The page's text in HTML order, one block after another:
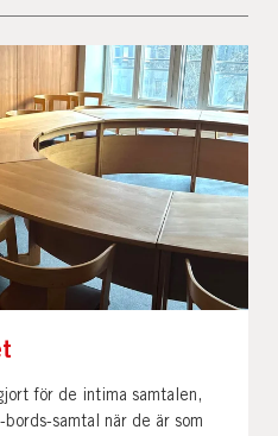
för de intima samtalen,
samtal när de är som